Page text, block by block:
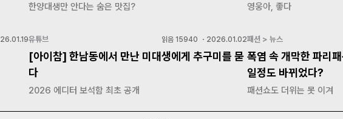
한양대생만 안다는 숨은 맛집? 영웅아, 좋다
유튜브 읽음 15940 ・ 2026.01.02
[아이참] 한남동에서 만난 미대생에게 추구미를 묻
다
2026 에디터 보석함 최초 공개
패션 > 뉴스
폭염 속 개막한 파리
일정도 바뀌었다?
패션쇼도 더위는 못 이겨